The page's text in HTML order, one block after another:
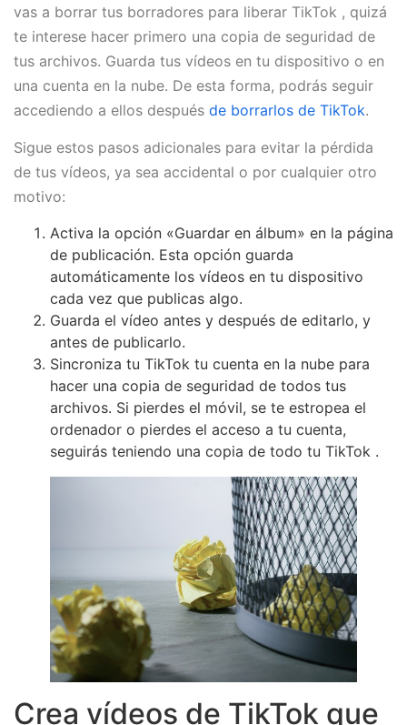
vas a borrar tus borradores para liberar TikTok , quizá
te interese hacer primero una copia de seguridad de
tus archivos. Guarda tus vídeos en tu dispositivo o en
una cuenta en la nube. De esta forma, podrás seguir
accediendo a ellos después de borrarlos de TikTok.
Sigue estos pasos adicionales para evitar la pérdida
de tus vídeos, ya sea accidental o por cualquier otro
motivo:
Activa la opción «Guardar en álbum» en la página
de publicación. Esta opción guarda
automáticamente los vídeos en tu dispositivo
cada vez que publicas algo.
Guarda el vídeo antes y después de editarlo, y
antes de publicarlo.
Sincroniza tu TikTok tu cuenta en la nube para
hacer una copia de seguridad de todos tus
archivos. Si pierdes el móvil, se te estropea el
ordenador o pierdes el acceso a tu cuenta,
seguirás teniendo una copia de todo tu TikTok .
Crea vídeos de TikTok que